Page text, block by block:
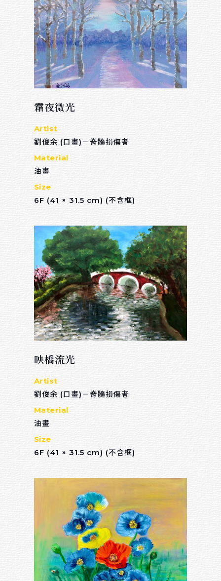
霜夜微光
Artist
劉俊余 (口畫)－脊髓損傷者
Material
油畫
Size
6F (41 × 31.5 cm) (不含框)
映橋流光
Artist
劉俊余 (口畫)－脊髓損傷者
Material
油畫
Size
6F (41 × 31.5 cm) (不含框)